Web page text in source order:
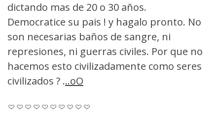
dictando mas de 20 o 30 años.
Democratice su pais ! y hagalo pronto. No
son necesarias baños de sangre, ni
represiones, ni guerras civiles. Por que no
hacemos esto civilizadamente como seres
civilizados ? ...oO